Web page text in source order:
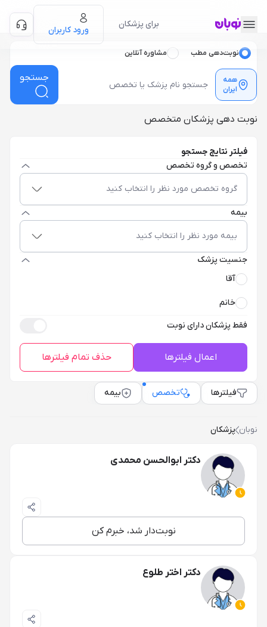
برای پزشکان
ورود کاربران
نوبت‌دهی مطب مشاوره آنلاین
همه
ایران
جستجو
نوبت دهی پزشکان متخصص
فیلتر نتایج جستجو
تخصص و گروه تخصص
گروه تخصص مورد نظر را انتخاب کنید
بیمه
بیمه مورد نظر را انتخاب کنید
جنسیت پزشک
آقا
خانم
فقط پزشکان دارای نوبت
اعمال فیلترها حذف تمام فیلترها
فیلترها تخصص بیمه
نوبان پزشکان
دکتر ابوالحسن محمدی
نوبت‌دار شد، خبرم کن
دکتر اختر طلوع